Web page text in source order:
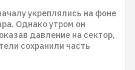
укреплялись на фоне
Однако утром он
давление на сектор,
сохранили часть